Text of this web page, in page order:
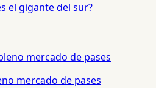
el gigante del sur?
mercado de pases